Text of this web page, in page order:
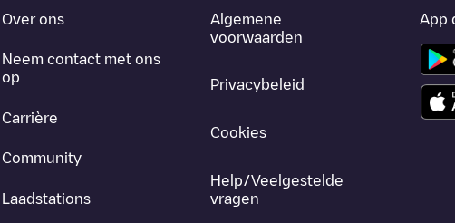
Over ons
Neem contact met ons
op
Carrière
Community
Laadstations
Algemene
voorwaarden
Privacybeleid
Cookies
Help/Veelgestelde
vragen
App